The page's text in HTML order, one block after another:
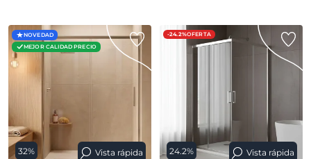
NOVEDAD
MEJOR CALIDAD PRECIO
32% Vista rápida
-24.2%OFERTA
24.2% Vista rápida